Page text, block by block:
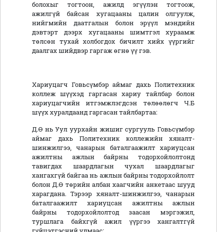
болохыг тогтоон, ажилд эгүүлэн тогтоож,
ажилгүй байсан хугацааны цалин олгуулж,
нийгмийн даатгалын болон эрүүл мэндийн
дэвтэрт дээрх хугацааны шимтгэл хураамж
төлсөн тухай холбогдох бичилт хийх үүргийг
даалгах шийдвэр гаргаж өгнө үү гэв.
Хариуцагч Говьсүмбэр аймаг дахь Политехник
коллеж шүүхэд гаргасан хариу тайлбар болон
хариуцагчийн итгэмжлэгдсэн төлөөлөгч Ч.Б
шүүх хуралдаанд гаргасан тайлбартаа:
Д.Ө нь Уул уурхайн жишиг сургууль Говьсүмбэр
аймаг дахь Политехник коллежийн хяналт-
шинжилгээ, чанарын баталгаажилт хариуцсан
ажилтны ажлын байрны тодорхойлолтонд
тавигдах шаардлагын чухал шаардлагыг
хангахгүй байгаа нь ажлын байрны тодорхойлолт
болон Д.Ө төрийн албан хаагчийн анкетаас шууд
харагдана. Тэрээр хяналт-шинжилгээ, чанарын
баталгаажилт хариуцсан ажилтны ажлын
байрны тодорхойлолтод заасан мэргэжил,
туршлага байхгүй ажил үүргээ хангалтгүй